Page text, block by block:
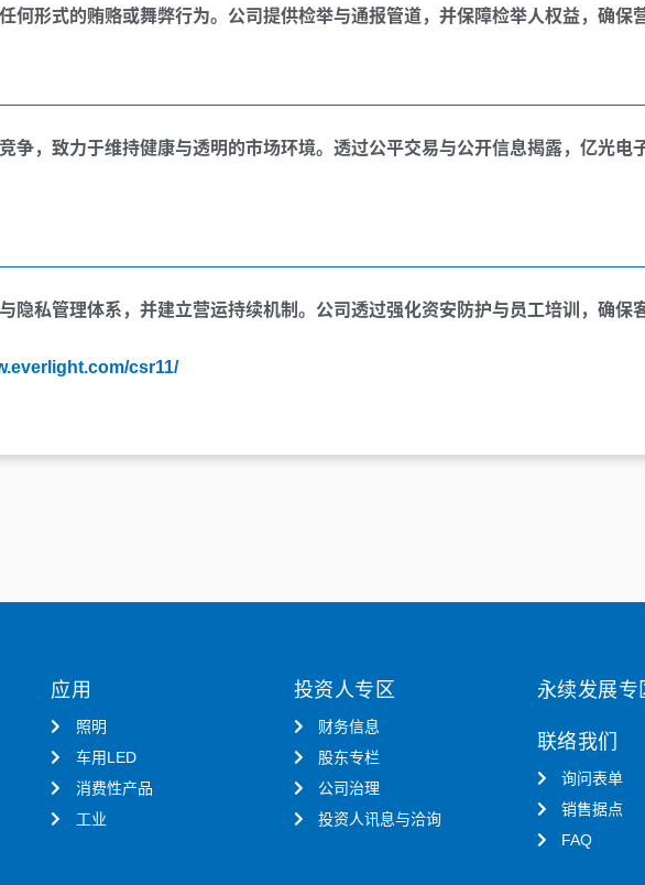
何形式的贿赂或舞弊行为。公司提供检举与通报管道，并保障检举人权益，确保
争，致力于维持健康与透明的市场环境。透过公平交易与公开信息揭露，亿光电
隐私管理体系，并建立营运持续机制。公司透过强化资安防护与员工培训，确保
csr11/
应用
照明
车用LED
消费性产品
工业
投资人专区
财务信息
股东专栏
公司治理
投资人讯息与洽询
永续发展专
联络我们
询问表单
销售据点
FAQ